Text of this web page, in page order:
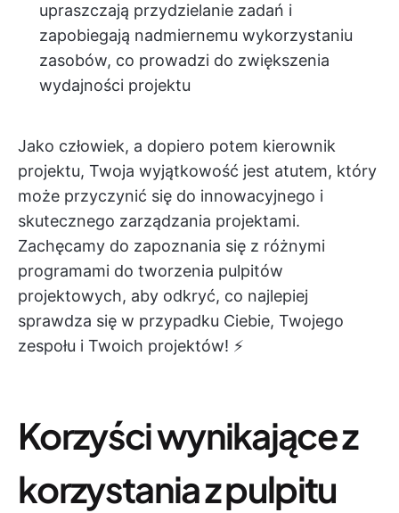
upraszczają przydzielanie zadań i
zapobiegają nadmiernemu wykorzystaniu
zasobów, co prowadzi do zwiększenia
wydajności projektu
Jako człowiek, a dopiero potem kierownik
projektu, Twoja wyjątkowość jest atutem, który
może przyczynić się do innowacyjnego i
skutecznego zarządzania projektami.
Zachęcamy do zapoznania się z różnymi
programami do tworzenia pulpitów
projektowych, aby odkryć, co najlepiej
sprawdza się w przypadku Ciebie, Twojego
zespołu i Twoich projektów! ⚡️
Korzyści wynikające z
korzystania z pulpitu